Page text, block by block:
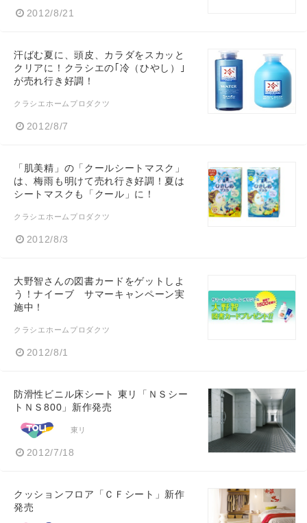
2012/8/21
汗ばむ夏に、頭皮、カラダをスカッと
クリアに！クラシエの｢冷（ひやし）｣
が売れ行き好調！
クラシエホームプロダクツ
2012/8/7
「肌美精」の「クールシートマスク」
は、梅雨も明けて売れ行き好調！夏は
シートマスクも「クール」に！
クラシエホームプロダクツ
2012/8/3
大野智さんの図書カードをゲットしよ
う！ナイーブ サマーキャンペーン実
施中！
クラシエホームプロダクツ
2012/8/1
防滑性ビニル床シート 東リ「ＮＳシー
トＮＳ800」新作発売
東リ
2012/7/18
クッションフロア「ＣＦシート」新作
発売